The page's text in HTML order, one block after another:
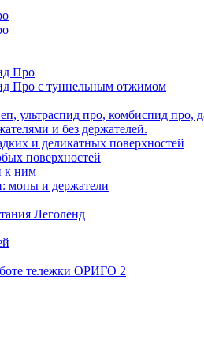
Про
Про с туннельным отжимом
ультраспид про, комбиспид про,
и без держателей.
и деликатных поверхностей
поверхностей
к ним
мопы и держатели
Леголенд
тележки ОРИГО 2